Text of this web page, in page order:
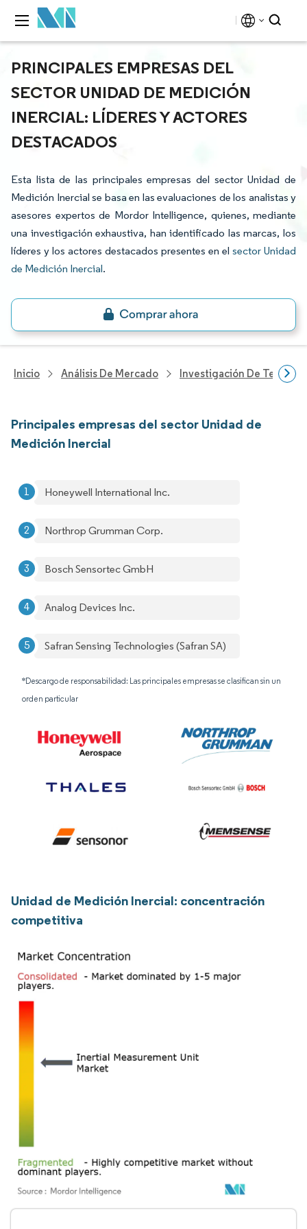
PRINCIPALES EMPRESAS DEL
SECTOR UNIDAD DE MEDICIÓN
INERCIAL: LÍDERES Y ACTORES
DESTACADOS
Esta lista de las principales empresas del sector Unidad de
Medición Inercial se basa en las evaluaciones de los analistas y
asesores expertos de Mordor Intelligence, quienes, mediante
una investigación exhaustiva, han identificado las marcas, los
líderes y los actores destacados presentes en el sector Unidad
de Medición Inercial.
Inicio Análisis De Mercado Investigación De
Principales empresas del sector Unidad de
Medición Inercial
Honeywell International Inc.
Northrop Grumman Corp.
Bosch Sensortec GmbH
Analog Devices Inc.
Safran Sensing Technologies (Safran SA)
*Descargo de responsabilidad: Las principales empresas se clasifican sin un
orden particular
Unidad de Medición Inercial: concentración
competitiva